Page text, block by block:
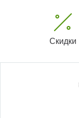
Скидки